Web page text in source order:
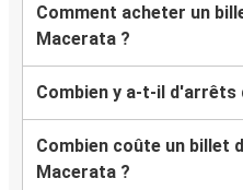
Comment acheter un
Macerata ?
Combien y a-t-il d'arrêts
Combien coûte un billet
Macerata ?